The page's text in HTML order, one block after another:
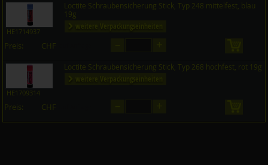
HE1714937
Loctite Schraubensicherung Stick, Typ 248 mittelfest, blau
19g
weitere Verpackungseinheiten
Preis: CHF
HE1709314
Loctite Schraubensicherung Stick, Typ 268 hochfest, rot 19g
weitere Verpackungseinheiten
Preis: CHF